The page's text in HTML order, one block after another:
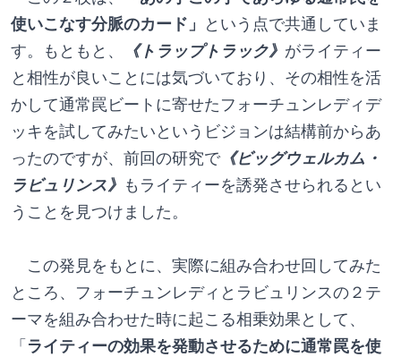
使いこなす分脈のカード」 という点で共通していま
す。もともと、
《トラップトラック》 がライティー
と相性が良いことには気づいており、その相性を活
かして通常罠ビートに寄せたフォーチュンレディデ
ッキを試してみたいというビジョンは結構前からあ
ったのですが、前回の研究で《ビッグウェルカム・
ラビュリンス》 もライティーを誘発させられるとい
うことを見つけました。
この発見をもとに、実際に組み合わせ回してみた
ところ、フォーチュンレディとラビュリンスの２テ
ーマを組み合わせた時に起こる相乗効果として、
「ライティーの効果を発動させるために通常罠を使